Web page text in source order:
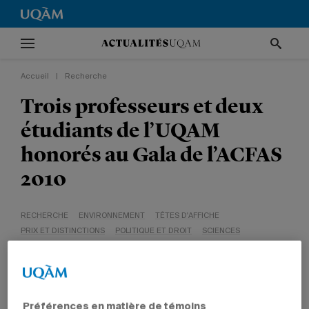
Accueil Recherche
Trois professeurs et deux
étudiants de l’UQAM
honorés au Gala de l’ACFAS
2010
RECHERCHE ENVIRONNEMENT
TÊTES D'AFFICHE
PRIX ET DISTINCTIONS
POLITIQUE ET DROIT
SCIENCES
Préférences en matière de témoins